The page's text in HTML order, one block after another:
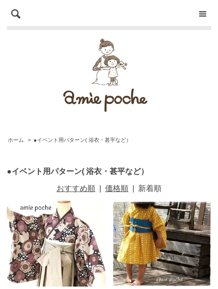
ホーム > ●イベント用パターン( 浴衣・甚平など）
●イベント用パターン( 浴衣・甚平など）
おすすめ順 価格順 新着順